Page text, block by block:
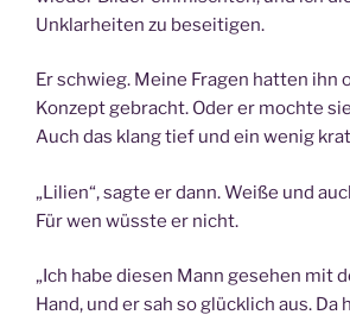
Unklarheiten zu beseitigen.
Er schwieg. Meine Fragen hatten ihn
Konzept gebracht. Oder er mochte
Auch das klang tief und ein wenig
„Lilien“, sagte er dann. Weiße und
Für wen wüsste er nicht.
„Ich habe diesen Mann gesehen mit
Hand, und er sah so glücklich aus. Da